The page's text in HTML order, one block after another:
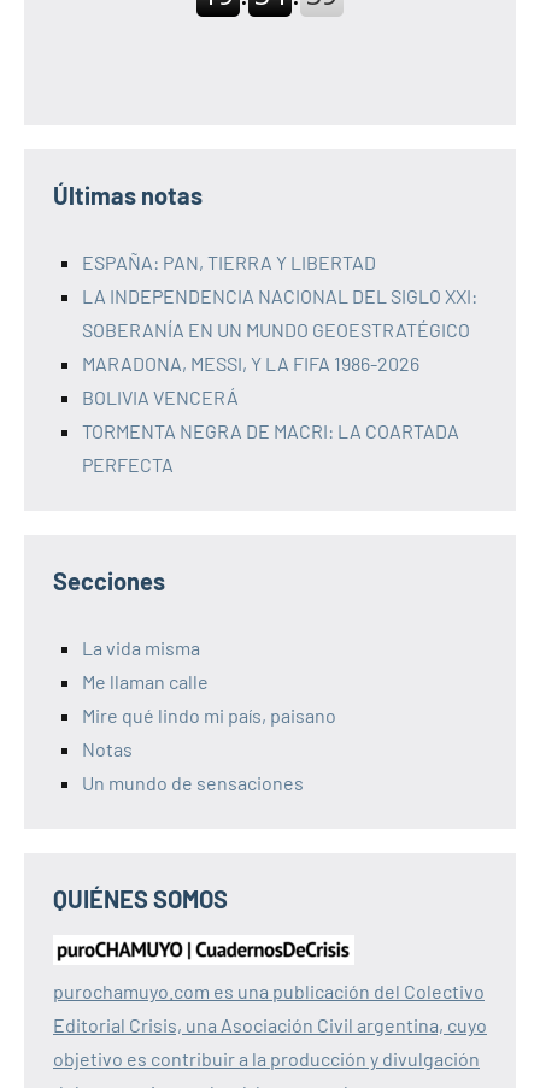
Últimas notas
ESPAÑA: PAN, TIERRA Y LIBERTAD
LA INDEPENDENCIA NACIONAL DEL SIGLO XXI:
SOBERANÍA EN UN MUNDO GEOESTRATÉGICO
MARADONA, MESSI, Y LA FIFA 1986-2026
BOLIVIA VENCERÁ
TORMENTA NEGRA DE MACRI: LA COARTADA
PERFECTA
Secciones
La vida misma
Me llaman calle
Mire qué lindo mi país, paisano
Notas
Un mundo de sensaciones
QUIÉNES SOMOS
purochamuyo.com es una publicación del Colectivo
Editorial Crisis, una Asociación Civil argentina, cuyo
objetivo es contribuir a la producción y divulgación